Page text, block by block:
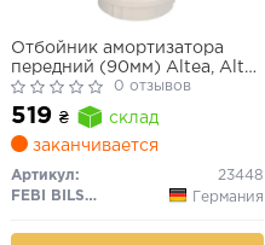
Отбойник амортизатора
передний (90мм) Altea, Altea
XL, Leon, Leon SC, Leon
Sportstourer, Leon ST, Toledo
III, Octavia II
0 отзывов
519 ₴
склад
заканчивается
Артикул:
23448
FEBI BILSTEIN
Германия